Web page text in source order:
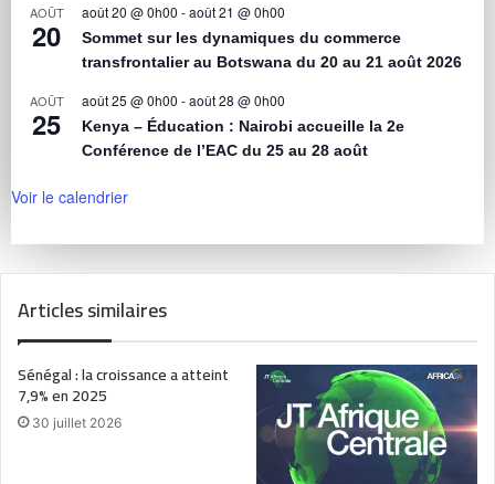
AOÛT
20
août 20 @ 0h00 -août 21 @ 0h00
Sommet sur les dynamiques du commerce
transfrontalier au Botswana du 20 au 21 août 2026
AOÛT
25
août 25 @ 0h00 -août 28 @ 0h00
Kenya – Éducation : Nairobi accueille la 2e
Conférence de l’EAC du 25 au 28 août
Voir le calendrier
Articles similaires
Sénégal : la croissance a atteint
7,9% en 2025
30 juillet 2026